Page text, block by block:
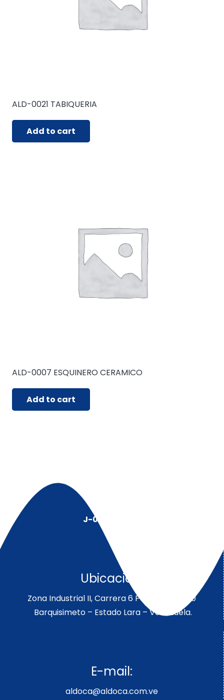
ALD-0021 TABIQUERIA
Add to cart
ALD-0007 ESQUINERO CERAMICO
Add to cart
J-00128491-5
Ubicación:
Zona Industrial II, Carrera 6 Parcela 189-190
Barquisimeto – Estado Lara – Venezuela.
E-mail:
aldoca@aldoca.com.ve